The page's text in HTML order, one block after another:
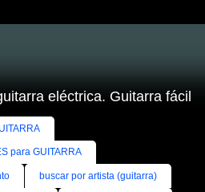
eléctrica. Guitarra fácil
para GUITARRA
buscar por artista (guitarra)